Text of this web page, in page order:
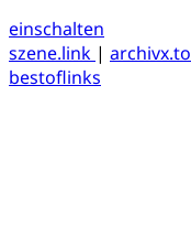
einschalten
szene.link | archivx.to
bestoflinks